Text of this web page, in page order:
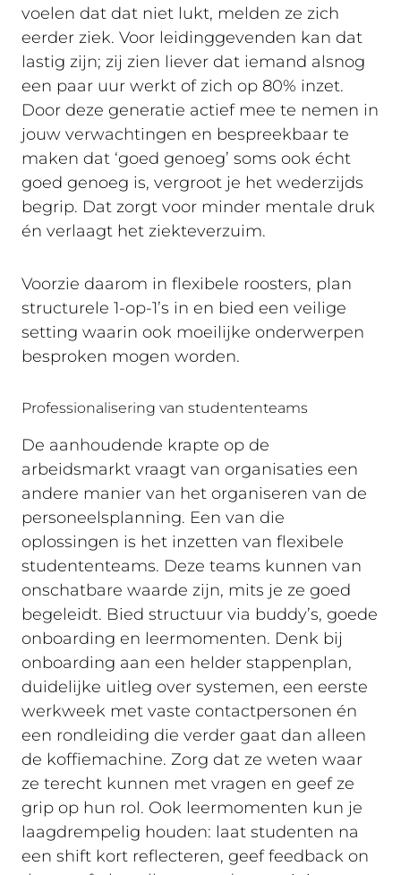
voelen dat dat niet lukt, melden ze zich
eerder ziek. Voor leidinggevenden kan dat
lastig zijn; zij zien liever dat iemand alsnog
een paar uur werkt of zich op 80% inzet.
Door deze generatie actief mee te nemen in
jouw verwachtingen en bespreekbaar te
maken dat ‘goed genoeg’ soms ook écht
goed genoeg is, vergroot je het wederzijds
begrip. Dat zorgt voor minder mentale druk
én verlaagt het ziekteverzuim.
Voorzie daarom in flexibele roosters, plan
structurele 1-op-1’s in en bied een veilige
setting waarin ook moeilijke onderwerpen
besproken mogen worden.
Professionalisering van studententeams
De aanhoudende krapte op de
arbeidsmarkt vraagt van organisaties een
andere manier van het organiseren van de
personeelsplanning. Een van die
oplossingen is het inzetten van flexibele
studententeams. Deze teams kunnen van
onschatbare waarde zijn, mits je ze goed
begeleidt. Bied structuur via buddy’s, goede
onboarding en leermomenten. Denk bij
onboarding aan een helder stappenplan,
duidelijke uitleg over systemen, een eerste
werkweek met vaste contactpersonen én
een rondleiding die verder gaat dan alleen
de koffiemachine. Zorg dat ze weten waar
ze terecht kunnen met vragen en geef ze
grip op hun rol. Ook leermomenten kun je
laagdrempelig houden: laat studenten na
een shift kort reflecteren, geef feedback on